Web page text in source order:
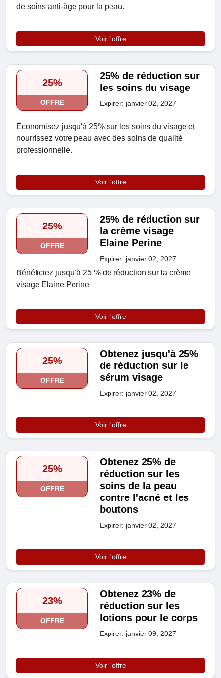
de soins anti-âge pour la peau.
Voir l'offre
25%
OFFRE
25% de réduction sur
les soins du visage
Expirer: janvier 02, 2027
Économisez jusqu'à 25% sur les soins du visage et
nourrissez votre peau avec des soins de qualité
professionnelle.
Voir l'offre
25%
OFFRE
25% de réduction sur
la crème visage
Elaine Perine
Expirer: janvier 02, 2027
Bénéficiez jusqu’à 25 % de réduction sur la crème
visage Elaine Perine
Voir l'offre
25%
OFFRE
Obtenez jusqu'à 25%
de réduction sur le
sérum visage
Expirer: janvier 02, 2027
Voir l'offre
25%
OFFRE
Obtenez 25% de
réduction sur les
soins de la peau
contre l'acné et les
boutons
Expirer: janvier 02, 2027
Voir l'offre
23%
OFFRE
Obtenez 23% de
réduction sur les
lotions pour le corps
Expirer: janvier 09, 2027
Voir l'offre